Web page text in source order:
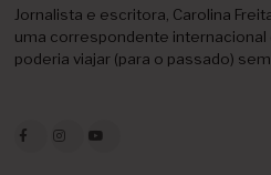
Jornalista e escritora, Carolina
uma correspondente internacional
poderia viajar (para o passado)